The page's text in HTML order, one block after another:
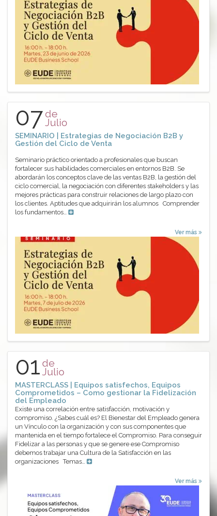
07de
Julio
SEMINARIO | Estrategias de Negociación B2B y
Gestión del Ciclo de Venta
Seminario práctico orientado a profesionales que buscan
fortalecer sus habilidades comerciales en entornos B2B. Se
abordarán los conceptos clave de las ventas B2B, la gestión del
ciclo comercial, la negociación con diferentes stakeholders y las
mejores prácticas para construir relaciones de largo plazo con
los clientes. Aptitudes que adquirirán los alumnos Comprender
los fundamentos…
Ver más
01 de
Julio
MASTERCLASS | Equipos satisfechos, Equipos
Comprometidos – Como gestionar la Fidelización
del Empleado
Existe una correlación entre satisfacción, motivación y
compromiso. ¿Sabes cuál es? El Bienestar del Empleado genera
un Vínculo con la organización y con sus componentes que
mantenida en el tiempo fortalece el Compromiso. Para conseguir
Fidelizar a las personas y que se genere ese Compromiso
debemos trabajar una Cultura de la Satisfacción en las
organizaciones Temas…
Ver más